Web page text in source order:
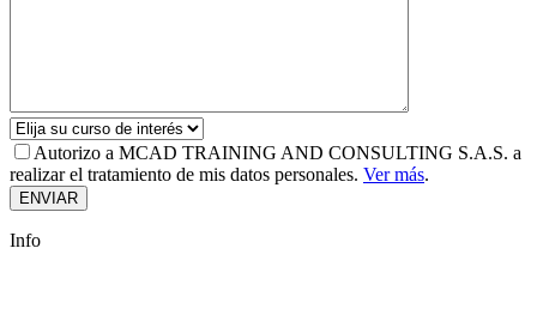
Autorizo a MCAD TRAINING AND CONSULTING S.A.S. a
realizar el tratamiento de mis datos personales. Ver más.
Info